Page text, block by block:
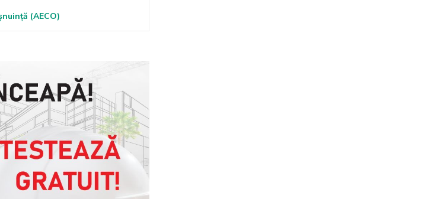
(AECO)